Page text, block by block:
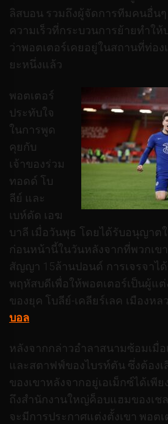
ลิสบอน รวมถึงผู้จัดการทีมคนอื่น
ความเร็วที่กระบวนการย้ายทำให้
ว่าพอตเตอร์เคยอยู่ในสถานที่ท่อง
ยะหนึ่งแล้ว
พอตเตอร์
ประทับใจ
ในการพูด
คุยกับ
เจ้าของร่วม
ทอดด์ โบ
ลีย์ และ
เบห์ดัด เอฆ
บาลี เมื่อวันพุธ โดยได้รับอนุญาต
ก่อนหน้านี้ในวันหลังจากที่พวกเข
สัญญา 15ล้านปอนด์ การเจรจาไ
พฤหัสบดีเพื่อให้พอตเตอร์เป็นผู้แ
ของยุค โบลีย์-เคลียร์เลค เมืองห
บอล
หลังจากกล่าวอำลาสนามซ้อมเมื่อ
และสตาฟฟ์ของไบรท์ตัน ซึ่งต้องเ
ของเขาหลังจากอยู่เอเม็กซ์ได้เพี
ถึงสำนักงานใหญ่ค็อบแฮมของเช
จะมีการประกาศแต่งตั้งเขา พอตเ